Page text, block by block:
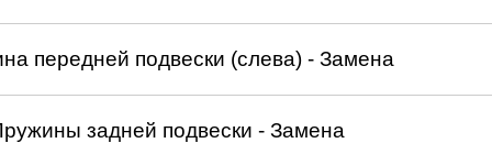
передней подвески (слева) - Замена
задней подвески - Замена